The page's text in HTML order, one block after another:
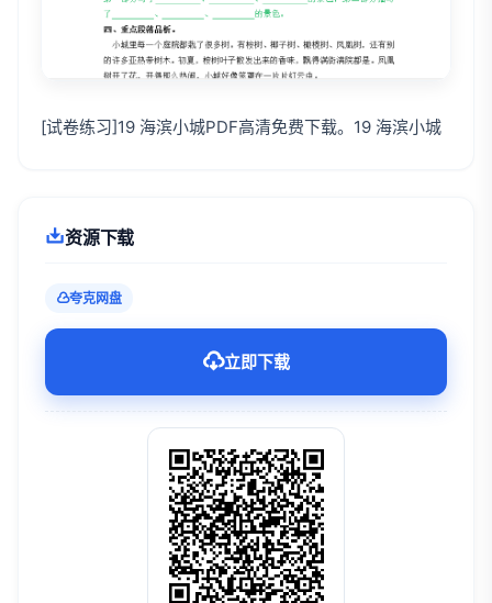
[试卷练习]19 海滨小城PDF高清免费下载。19 海滨小城
资源下载
夸克网盘
立即下载